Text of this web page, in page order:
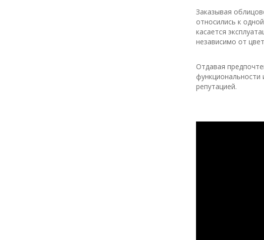
Заказывая
относились к
касается
независимо от
Отдавая
функциональности
репутацией.